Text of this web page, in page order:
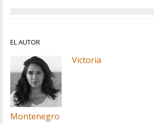
EL AUTOR
Victoria
Montenegro